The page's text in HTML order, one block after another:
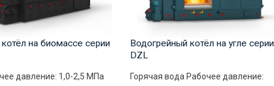
на биомассе серии
давление: 1,0-2,5 МПа
Водогрейный котёл на угле серии
DZL
Горячая вода Рабочее давление: